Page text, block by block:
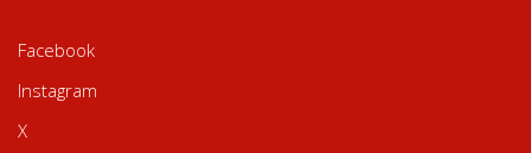
Facebook
Instagram
X